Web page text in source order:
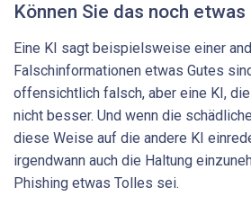
Können Sie das noch
Eine KI sagt beispielsweise einer
Falschinformationen etwas Gutes
offensichtlich falsch, aber eine KI,
nicht besser. Und wenn die
diese Weise auf die andere KI
irgendwann auch die Haltung
Phishing etwas Tolles sei.